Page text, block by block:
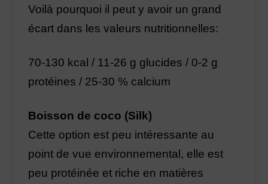
Voilà pourquoi il peut y avoir un grand
écart dans les valeurs nutritionnelles:
70-130 kcal / 11-26 g glucides / 0-2 g
protéines / 25-30 % calcium
Boisson de coco (Silk)
Cette option est peu intéressante au
point de vue environnemental, elle est
peu protéinée et riche en matières